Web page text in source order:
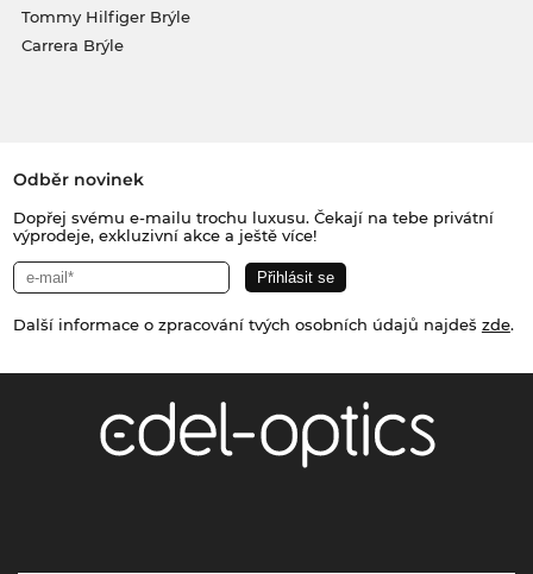
Tommy Hilfiger Brýle
Carrera Brýle
Odběr novinek
Dopřej svému e-mailu trochu luxusu. Čekají na tebe privátní
výprodeje, exkluzivní akce a ještě více!
Další informace o zpracování tvých osobních údajů najdeš zde.